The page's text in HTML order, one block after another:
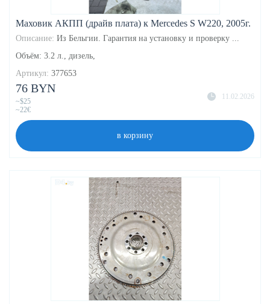
Маховик АКПП (драйв плата) к Mercedes S W220, 2005г.
Описание: Из Бельгии. Гарантия на установку и проверку ...
Объём: 3.2 л., дизель,
Артикул: 377653
11.02.2026
76 BYN
~$25
~22€
в корзину